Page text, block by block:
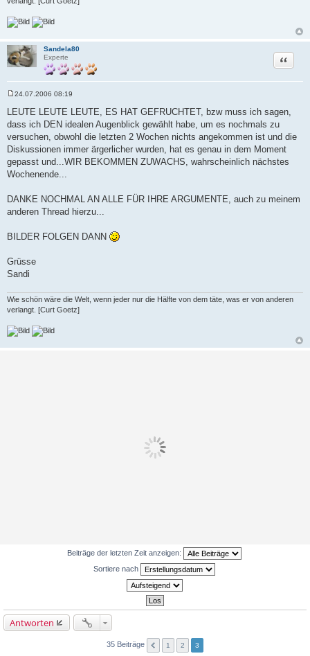
Sandela80
Experte
Zitat
e
i
t
a
g
24.07.2006 08:19
LEUTE LEUTE LEUTE, ES HAT GEFRUCHTET, bzw muss ich sagen,
dass ich DEN idealen Augenblick gewählt habe, um es nochmals zu
versuchen, obwohl die letzten 2 Wochen nichts angekommen ist und die
Diskussionen immer ärgerlicher wurden, hat es genau in dem Moment
gepasst und...WIR BEKOMMEN ZUWACHS, wahrscheinlich nächstes
Wochenende...
DANKE NOCHMAL AN ALLE FÜR IHRE ARGUMENTE, auch zu meinem
anderen Thread hierzu...
BILDER FOLGEN DANN
Grüsse
Sandi
Wie schön wäre die Welt, wenn jeder nur die Hälfte von dem täte, was er von anderen
verlangt. [Curt Goetz]
Beiträge der letzten Zeit anzeigen:
Sortiere nach
Antworten
35 Beiträge 1 2 3